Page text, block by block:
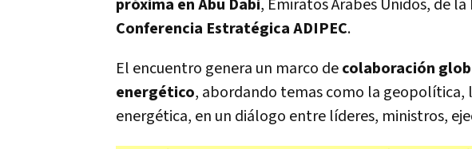
próxima en Abu Dabi, Emiratos Árabes Unidos, de la
Conferencia Estratégica ADIPEC.
El encuentro genera un marco decolaboración
energético, abordando temas como la geopolítica,
energética, en un diálogo entre líderes, ministros,